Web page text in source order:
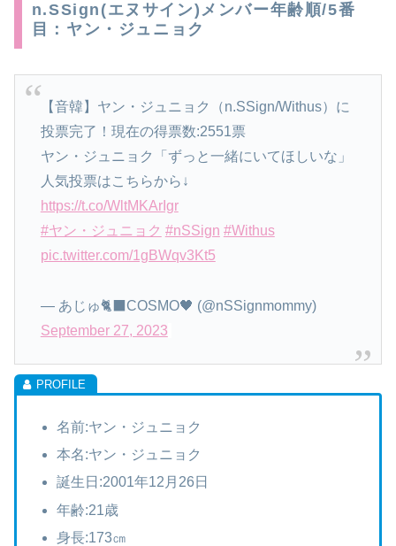
n.SSign(エヌサイン)メンバー年齢順/5番
目：ヤン・ジュニョク
【音韓】ヤン・ジュニョク（n.SSign/Withus）に
投票完了！現在の得票数:2551票
ヤン・ジュニョク「ずっと一緒にいてほしいな」
人気投票はこちらから↓
https://t.co/WltMKArIgr
#ヤン・ジュニョク #nSSign #Withus
pic.twitter.com/1gBWqv3Kt5
— あじゅ🐈‍⬛COSMO🖤 (@nSSignmommy)
September 27, 2023
名前:ヤン・ジュニョク
本名:ヤン・ジュニョク
誕生日:2001年12月26日
年齢:21歳
身長:173㎝